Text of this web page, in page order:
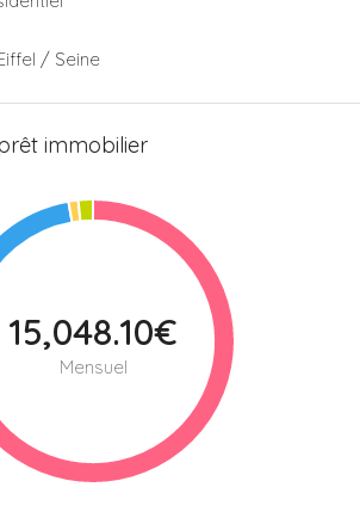
/ Seine
immobilier
15,048.10€
Mensuel